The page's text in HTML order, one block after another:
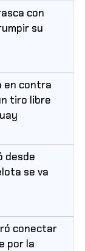
con
su
en contra
tiro libre
desde
se va
conectar
por la